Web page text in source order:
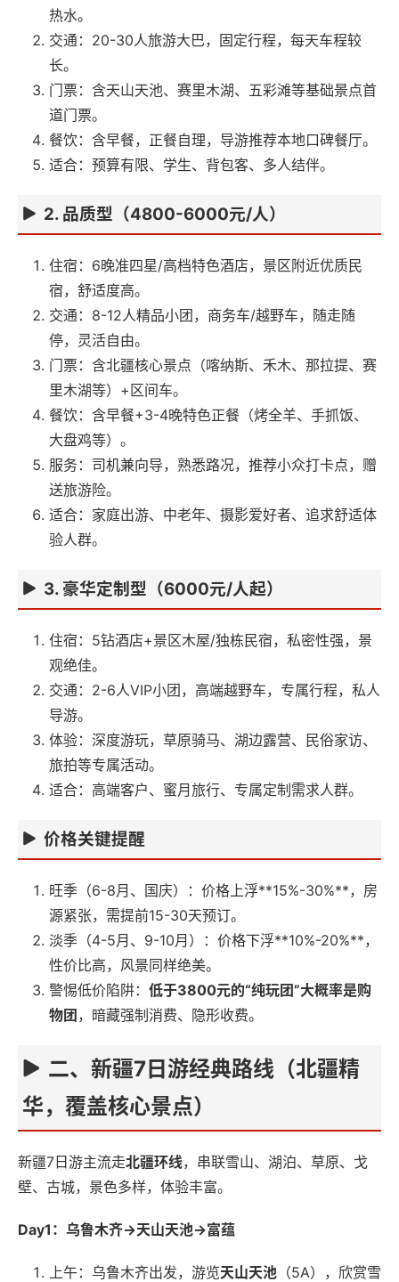
热水。
交通：20-30人旅游大巴，固定行程，每天车程较
长。
门票：含天山天池、赛里木湖、五彩滩等基础景点首
道门票。
餐饮：含早餐，正餐自理，导游推荐本地口碑餐厅。
适合：预算有限、学生、背包客、多人结伴。
2. 品质型（4800-6000元/人）
住宿：6晚准四星/高档特色酒店，景区附近优质民
宿，舒适度高。
交通：8-12人精品小团，商务车/越野车，随走随
停，灵活自由。
门票：含北疆核心景点（喀纳斯、禾木、那拉提、赛
里木湖等）+区间车。
餐饮：含早餐+3-4晚特色正餐（烤全羊、手抓饭、
大盘鸡等）。
服务：司机兼向导，熟悉路况，推荐小众打卡点，赠
送旅游险。
适合：家庭出游、中老年、摄影爱好者、追求舒适体
验人群。
3. 豪华定制型（6000元/人起）
住宿：5钻酒店+景区木屋/独栋民宿，私密性强，景
观绝佳。
交通：2-6人VIP小团，高端越野车，专属行程，私人
导游。
体验：深度游玩，草原骑马、湖边露营、民俗家访、
旅拍等专属活动。
适合：高端客户、蜜月旅行、专属定制需求人群。
价格关键提醒
旺季（6-8月、国庆）：价格上浮**15%-30%**，房
源紧张，需提前15-30天预订。
淡季（4-5月、9-10月）：价格下浮**10%-20%**，
性价比高，风景同样绝美。
警惕低价陷阱： 低于3800元的“纯玩团”大概率是购
物团 ，暗藏强制消费、隐形收费。
二、新疆7日游经典路线（北疆精
华，覆盖核心景点）
新疆7日游主流走北疆环线，串联雪山、湖泊、草原、戈
壁、古城，景色多样，体验丰富。
Day1：乌鲁木齐→天山天池→富蕴
上午：乌鲁木齐出发，游览天山天池 （5A），欣赏雪